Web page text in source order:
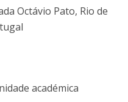
Octávio Pato, Rio de
académica